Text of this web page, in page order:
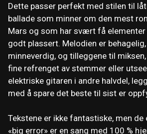
Dette passer perfekt med stilen til
ballade som minner om den mest
Mars og som har svært få
godt plassert. Melodien er
minneverdig, og tilleggene til
fine refrenget av stemmer eller
elektriske gitaren i andre halvdel,
med å spare det beste til sist er
Tekstene er ikke fantastiske, men de
«big error» er en sang med 100 %